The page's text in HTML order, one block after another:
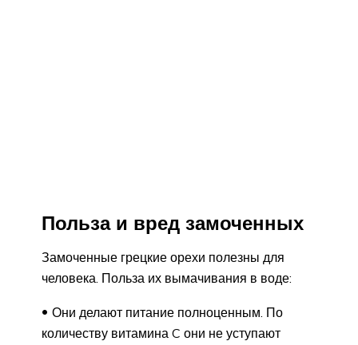
Польза и вред замоченных
Замоченные грецкие орехи полезны для
человека. Польза их вымачивания в воде:
Они делают питание полноценным. По
количеству витамина C они не уступают